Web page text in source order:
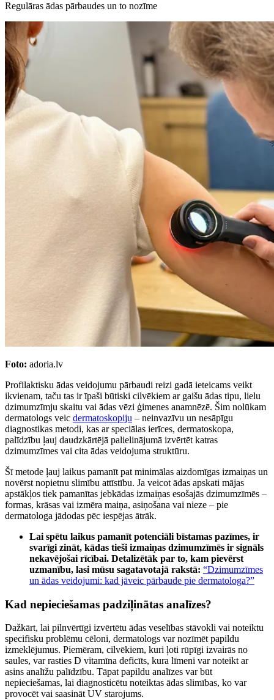
Regulāras ādas pārbaudes un to nozīme
Foto: adoria.lv
Profilaktisku ādas veidojumu pārbaudi reizi gadā ieteicams veikt
ikvienam, taču tas ir īpaši būtiski cilvēkiem ar gaišu ādas tipu, lielu
dzimumzīmju skaitu vai ādas vēzi ģimenes anamnēzē. Šim nolūkam
dermatologs veic dermatoskopiju – neinvazīvu un nesāpīgu
diagnostikas metodi, kas ar speciālas ierīces, dermatoskopa,
palīdzību ļauj daudzkārtējā palielinājumā izvērtēt katras
dzimumzīmes vai cita ādas veidojuma struktūru.
Šī metode ļauj laikus pamanīt pat minimālas aizdomīgas izmaiņas un
novērst nopietnu slimību attīstību. Ja veicot ādas apskati mājas
apstākļos tiek pamanītas jebkādas izmaiņas esošajās dzimumzīmēs –
formas, krāsas vai izmēra maiņa, asiņošana vai nieze – pie
dermatologa jādodas pēc iespējas ātrāk.
Lai spētu laikus pamanīt potenciāli bīstamas pazīmes, ir
svarīgi zināt, kādas tieši izmaiņas dzimumzīmēs ir signāls
nekavējošai rīcībai. Detalizētāk par to, kam pievērst
uzmanību, lasi mūsu sagatavotajā rakstā: “Dzimumzīmes
un ādas veidojumi: kad jāveic pārbaude pie dermatologa?”
Kad nepieciešamas padziļinātas analīzes?
Dažkārt, lai pilnvērtīgi izvērtētu ādas veselības stāvokli vai noteiktu
specifisku problēmu cēloni, dermatologs var nozīmēt papildu
izmeklējumus. Piemēram, cilvēkiem, kuri ļoti rūpīgi izvairās no
saules, var rasties D vitamīna deficīts, kura līmeni var noteikt ar
asins analīžu palīdzību. Tāpat papildu analīzes var būt
nepieciešamas, lai diagnosticētu noteiktas ādas slimības, ko var
provocēt vai saasināt UV starojums.